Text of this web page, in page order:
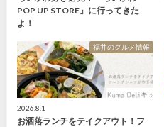
POP UP STORE』に行ってきた
よ！
福井のグルメ情報
2026.8.1
お洒落ランチをテイクアウト！フ